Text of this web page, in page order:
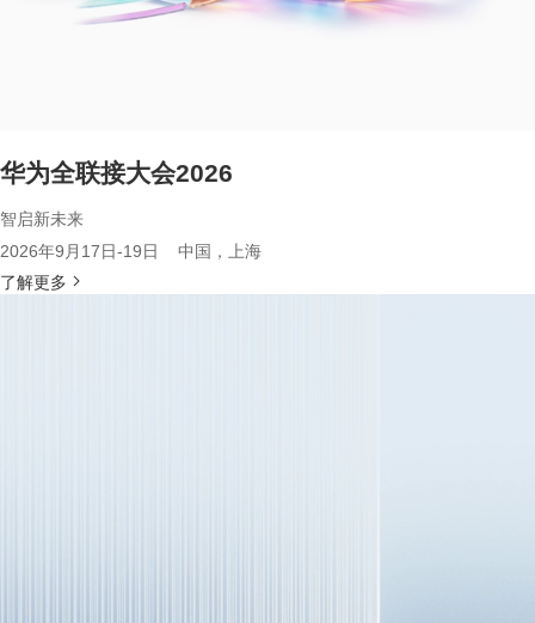
华为全联接大会2026
智启新未来
2026年9月17日-19日 中国，上海
了解更多